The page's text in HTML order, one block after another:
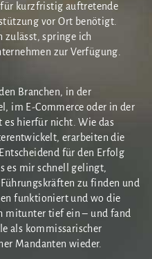
kurzfristig auftretende
vor Ort benötigt.
zulässt, springe ich
zur Verfügung.
Branchen, in der
im E-Commerce oder in der
hierfür nicht. Wie das
erarbeiten die
für den Erfolg
es mir schnell gelingt,
zu finden und
funktioniert und wo die
mitunter tief ein – und fand
als kommissarischer
Mandanten wieder.